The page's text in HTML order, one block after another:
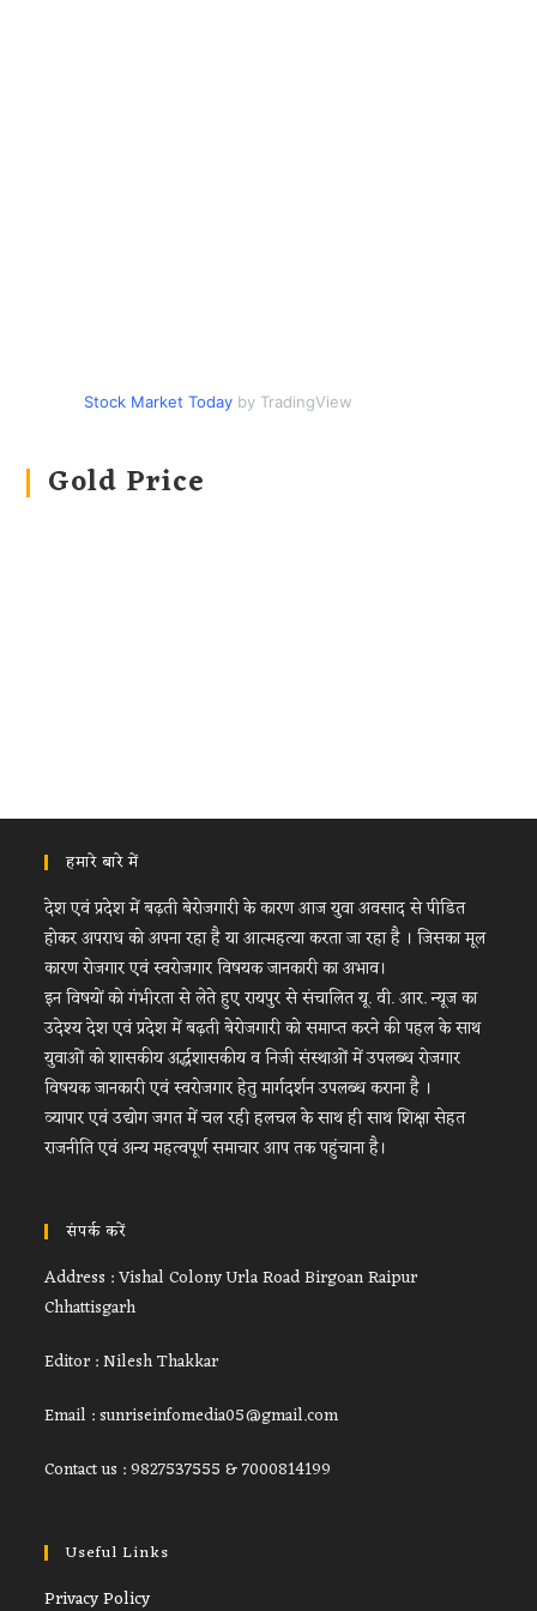
Stock Market Today by TradingView
Gold Price
हमारे बारे में
देश एवं प्रदेश में बढ़ती बेरोजगारी के कारण आज युवा अवसाद से पीडित
होकर अपराध को अपना रहा है या आत्महत्या करता जा रहा है । जिसका मूल
कारण रोजगार एवं स्वरोजगार विषयक जानकारी का अभाव।
इन विषयों को गंभीरता से लेते हुए रायपुर से संचालित यू. वी. आर. न्यूज का
उदेश्य देश एवं प्रदेश में बढ़ती बेरोजगारी को समाप्त करने की पहल के साथ
युवाओं को शासकीय अर्द्धशासकीय व निजी संस्थाओं में उपलब्ध रोजगार
विषयक जानकारी एवं स्वरोजगार हेतु मार्गदर्शन उपलब्ध कराना है ।
व्यापार एवं उद्योग जगत में चल रही हलचल के साथ ही साथ शिक्षा सेहत
राजनीति एवं अन्य महत्वपूर्ण समाचार आप तक पहुंचाना है।
संपर्क करें
Address : Vishal Colony Urla Road Birgoan Raipur
Chhattisgarh
Editor : Nilesh Thakkar
Email : sunriseinfomedia05@gmail.com
Contact us : 9827537555 & 7000814199
Useful Links
Privacy PolicyOpens